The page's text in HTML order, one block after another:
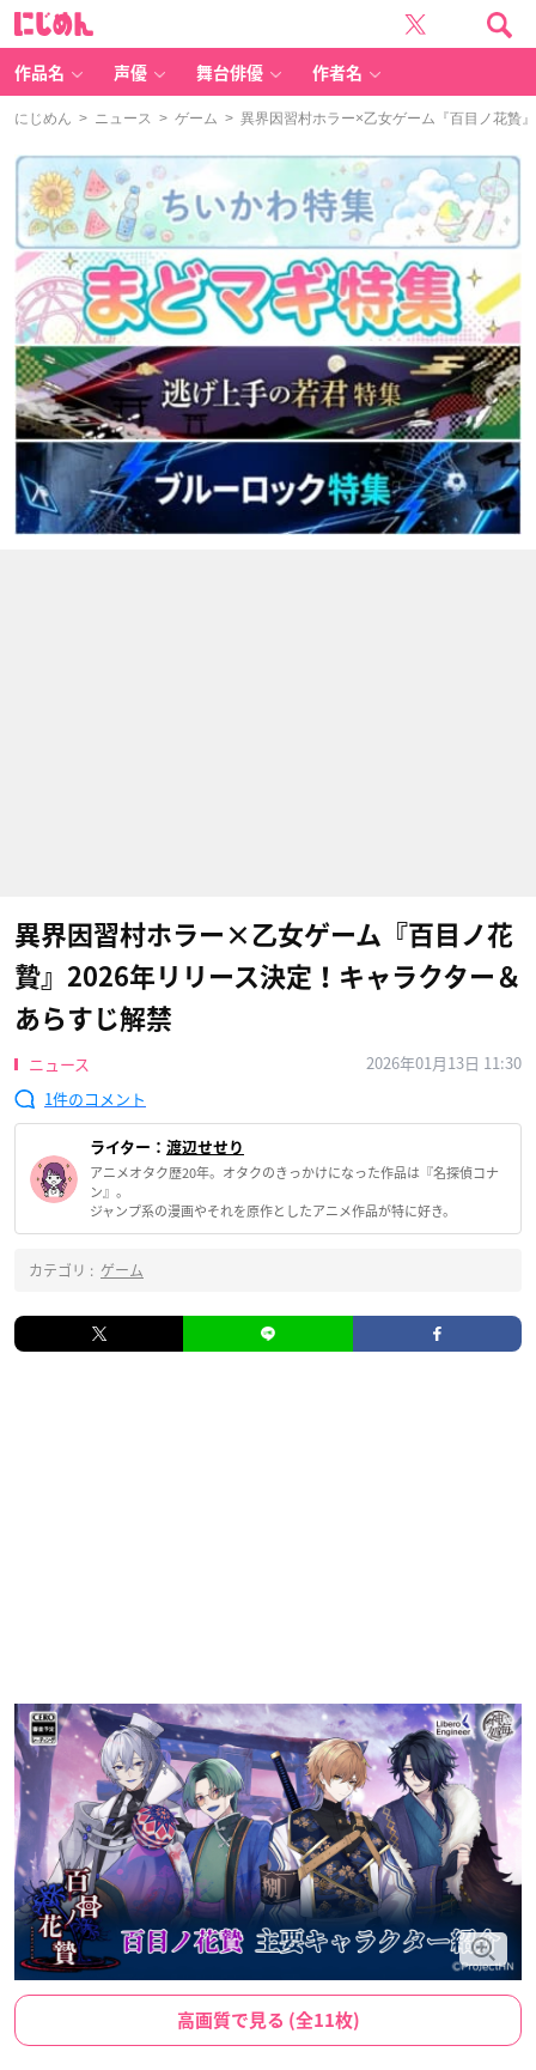
作品名 声優 舞台俳優 作者名
にじめん > ニュース > ゲーム > 異界因習村ホラー×乙女ゲーム『百目ノ花贄
異界因習村ホラー×乙女ゲーム『百目ノ花
贄』2026年リリース決定！キャラクター＆
あらすじ解禁
ニュース
2026年01月13日 11:30
1
ライター： 渡辺せせり
アニメオタク歴20年。オタクのきっかけになった作品は『名探偵コナ
ン』。
ジャンプ系の漫画やそれを原作としたアニメ作品が特に好き。
カテゴリ : ゲーム
高画質で見る (全11枚)